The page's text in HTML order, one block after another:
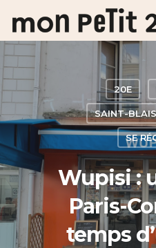
Hit enter to search or
20E
SAINT-
SE
Wupisi :
Paris-
temps